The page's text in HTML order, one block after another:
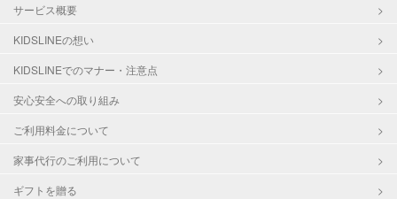
サービス概要
KIDSLINEの想い
KIDSLINEでのマナー・注意点
安心安全への取り組み
ご利用料金について
家事代行のご利用について
ギフトを贈る